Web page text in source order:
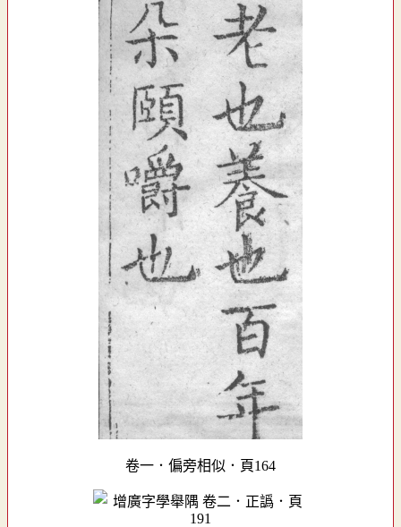
卷一．偏旁相似．頁164